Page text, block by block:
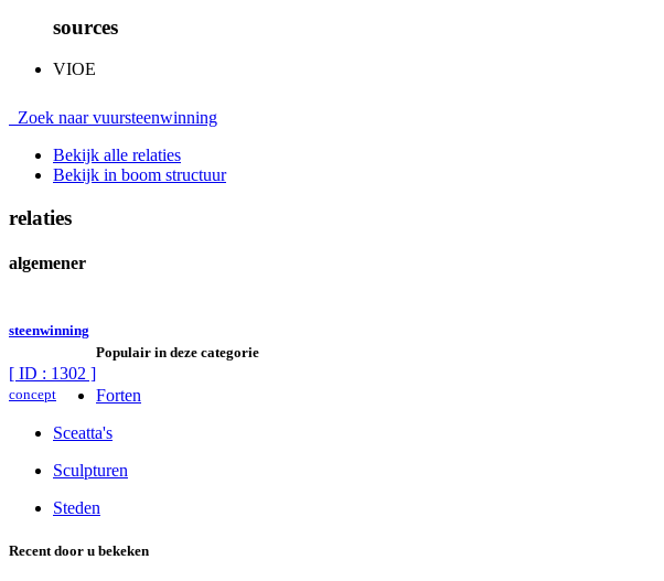
sources
VIOE
Zoek naar vuursteenwinning
Bekijk alle relaties
Bekijk in boom structuur
relaties
algemener
steenwinning
[ ID : 1302 ]
concept
Populair in deze categorie
Forten
Sceatta's
Sculpturen
Steden
Recent door u bekeken